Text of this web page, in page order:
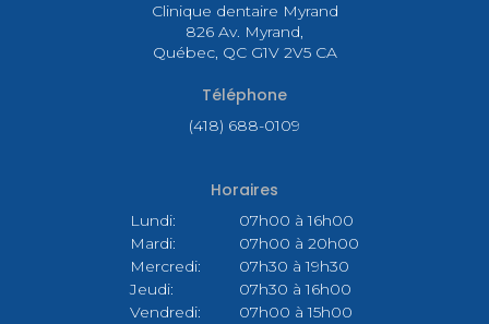
Clinique dentaire Myrand
826 Av. Myrand
Québec QC G1V 2V5 CA
Téléphone
(418) 688-0109
Horaires
Lundi:
07h00 à 16h00
Mardi:
07h00 à 20h00
Mercredi:
07h30 à 19h30
Jeudi:
07h30 à 16h00
Vendredi:
07h00 à 15h00